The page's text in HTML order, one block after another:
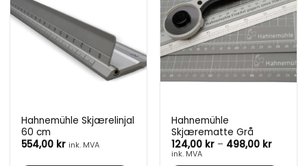
Hahnemühle Skjærelinjal
60 cm
554,00 kr ink. MVA
Hahnemühle
Skjærematte Grå
124,00 kr – 498,00 kr
ink. MVA